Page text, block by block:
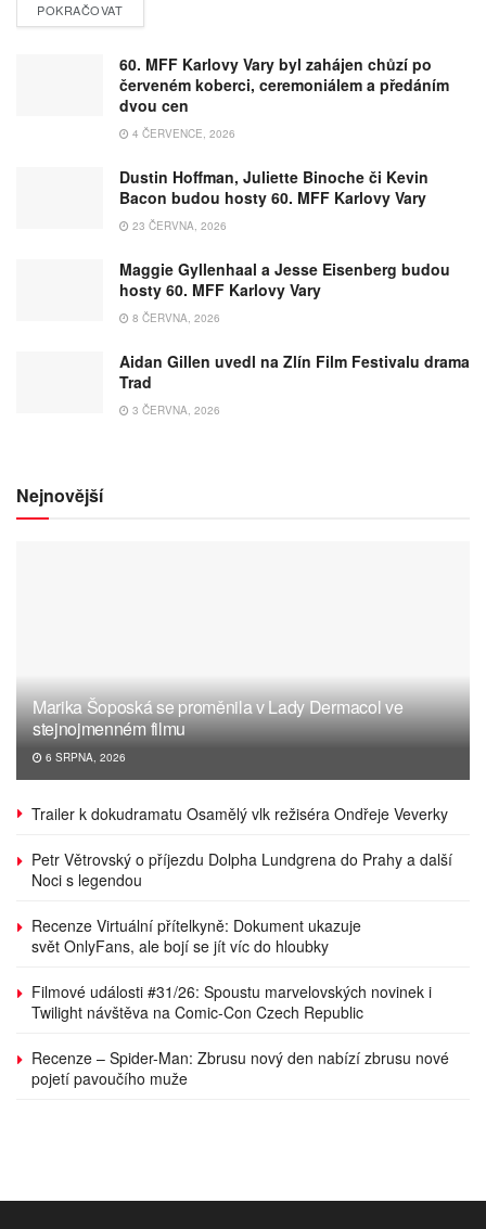
POKRAČOVAT
60. MFF Karlovy Vary byl zahájen chůzí po
červeném koberci, ceremoniálem a předáním
dvou cen
4 ČERVENCE, 2026
Dustin Hoffman, Juliette Binoche či Kevin
Bacon budou hosty 60. MFF Karlovy Vary
23 ČERVNA, 2026
Maggie Gyllenhaal a Jesse Eisenberg budou
hosty 60. MFF Karlovy Vary
8 ČERVNA, 2026
Aidan Gillen uvedl na Zlín Film Festivalu drama
Trad
3 ČERVNA, 2026
Nejnovější
Marika Šoposká se proměnila v Lady Dermacol ve
stejnojmenném filmu
6 SRPNA, 2026
Trailer k dokudramatu Osamělý vlk režiséra Ondřeje Veverky
Petr Větrovský o příjezdu Dolpha Lundgrena do Prahy a další
Noci s legendou
Recenze Virtuální přítelkyně: Dokument ukazuje
svět OnlyFans, ale bojí se jít víc do hloubky
Filmové události #31/26: Spoustu marvelovských novinek i
Twilight návštěva na Comic-Con Czech Republic
Recenze – Spider-Man: Zbrusu nový den nabízí zbrusu nové
pojetí pavoučího muže